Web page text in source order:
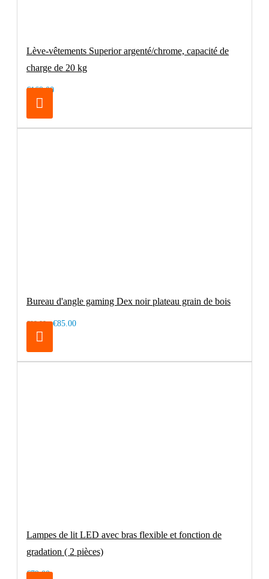
Lève-vêtements Superior argenté/chrome, capacité de
charge de 20 kg
€169.00
Bureau d'angle gaming Dex noir plateau grain de bois
€99.00 €85.00
Lampes de lit LED avec bras flexible et fonction de
gradation ( 2 pièces)
€79.00